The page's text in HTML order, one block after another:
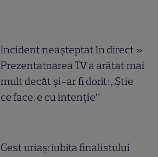
Incident neașteptat în direct »
Prezentatoarea TV a arătat mai
mult decât și-ar fi dorit: „Știe
ce face, e cu intenție”
Gest uriaș: iubita finalistului